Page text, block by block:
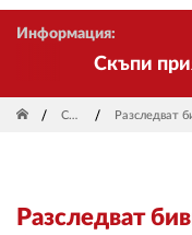
Информация:
Скъпи
Свят
Разследват